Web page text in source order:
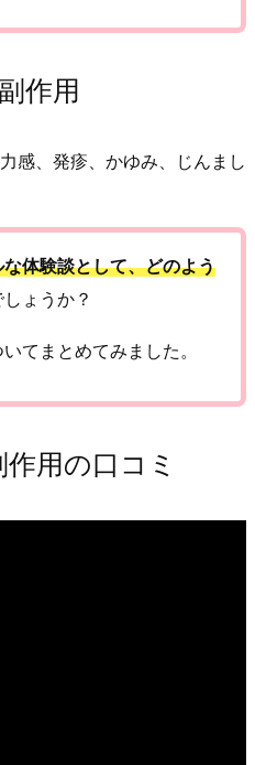
作用
感、発疹、かゆみ、じんまし
体験談として、どのよう
ょうか？
てまとめてみました。
用の口コミ